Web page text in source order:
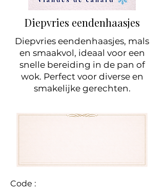
Diepvries eendenhaasjes
Diepvries eendenhaasjes, mals
en smaakvol, ideaal voor een
snelle bereiding in de pan of
wok. Perfect voor diverse en
smakelijke gerechten.
Code :